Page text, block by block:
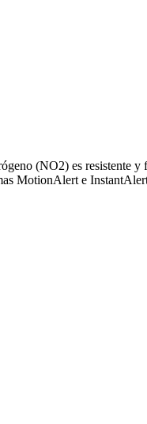
(NO2) es resistente y
MotionAlert e